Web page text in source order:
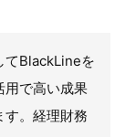
てBlackLineを
用で高い成果
す。経理財務